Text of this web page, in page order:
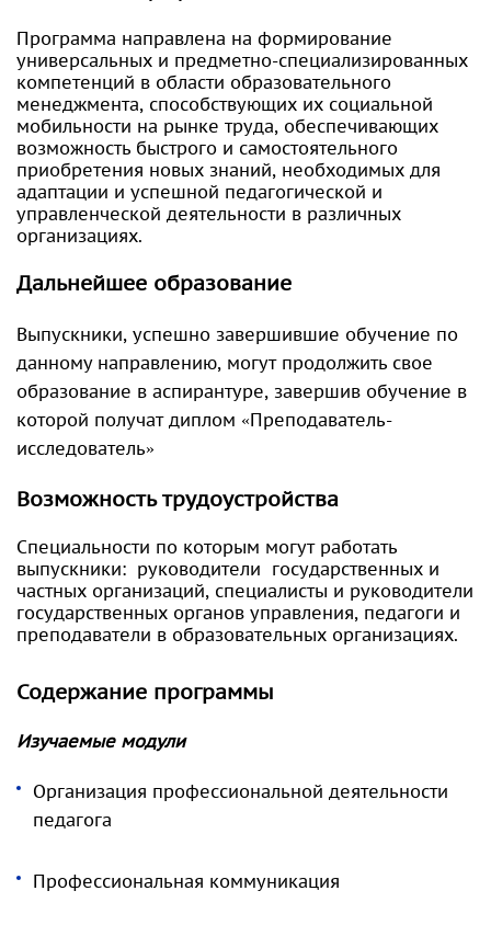
Программа направлена на формирование
универсальных и предметно-специализированных
компетенций в области образовательного
менеджмента, способствующих их социальной
мобильности на рынке труда, обеспечивающих
возможность быстрого и самостоятельного
приобретения новых знаний, необходимых для
адаптации и успешной педагогической и
управленческой деятельности в различных
организациях.
Дальнейшее образование
Выпускники, успешно завершившие обучение по
данному направлению, могут продолжить свое
образование в аспирантуре, завершив обучение в
которой получат диплом «Преподаватель-
исследователь»
Возможность трудоустройства
Специальности по которым могут работать
выпускники: руководители государственных и
частных организаций, специалисты и руководители
государственных органов управления, педагоги и
преподаватели в образовательных организациях.
Содержание программы
Изучаемые модули
Организация профессиональной деятельности
педагога
Профессиональная коммуникация